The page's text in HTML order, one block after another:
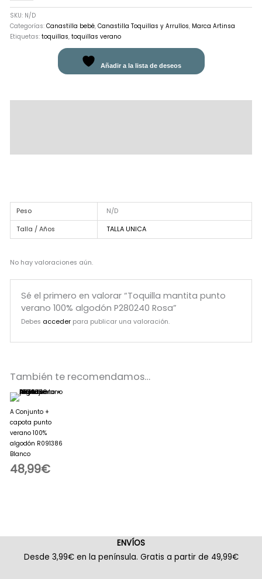
SKU: N/D
Categorías: Canastilla bebé, Canastilla Toquillas y Arrullos, Marca Artinsa
Etiquetas: toquillas, toquillas verano
Añadir a la lista de deseos
Peso N/D
Talla / Años TALLA UNICA
No hay valoraciones aún.
Sé el primero en valorar “Toquilla mantita punto
verano 100% algodón P280240 Rosa”
Debes acceder para publicar una valoración.
También te recomendamos…
A Conjunto +
capota punto
verano 100%
algodón R091386
Blanco
48,99€
ENVÍOS
Desde 3,99€ en la península. Gratis a partir de 49,99€